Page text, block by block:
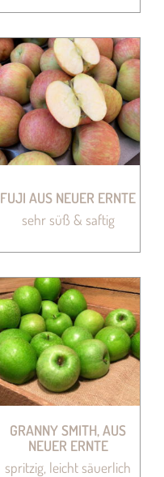
FUJI AUS NEUER ERNTE
sehr süß & saftig
GRANNY SMITH, AUS
NEUER ERNTE
spritzig, leicht säuerlich